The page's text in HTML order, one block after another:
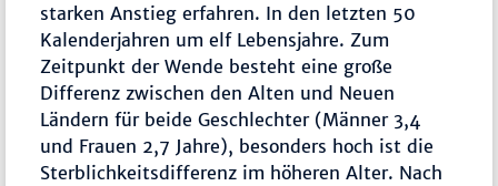
starken Anstieg erfahren. In den letzten 50
Kalenderjahren um elf Lebensjahre. Zum
Zeitpunkt der Wende besteht eine große
Differenz zwischen den Alten und Neuen
Ländern für beide Geschlechter (Männer 3,4
und Frauen 2,7 Jahre), besonders hoch ist die
Sterblichkeitsdifferenz im höheren Alter. Nach